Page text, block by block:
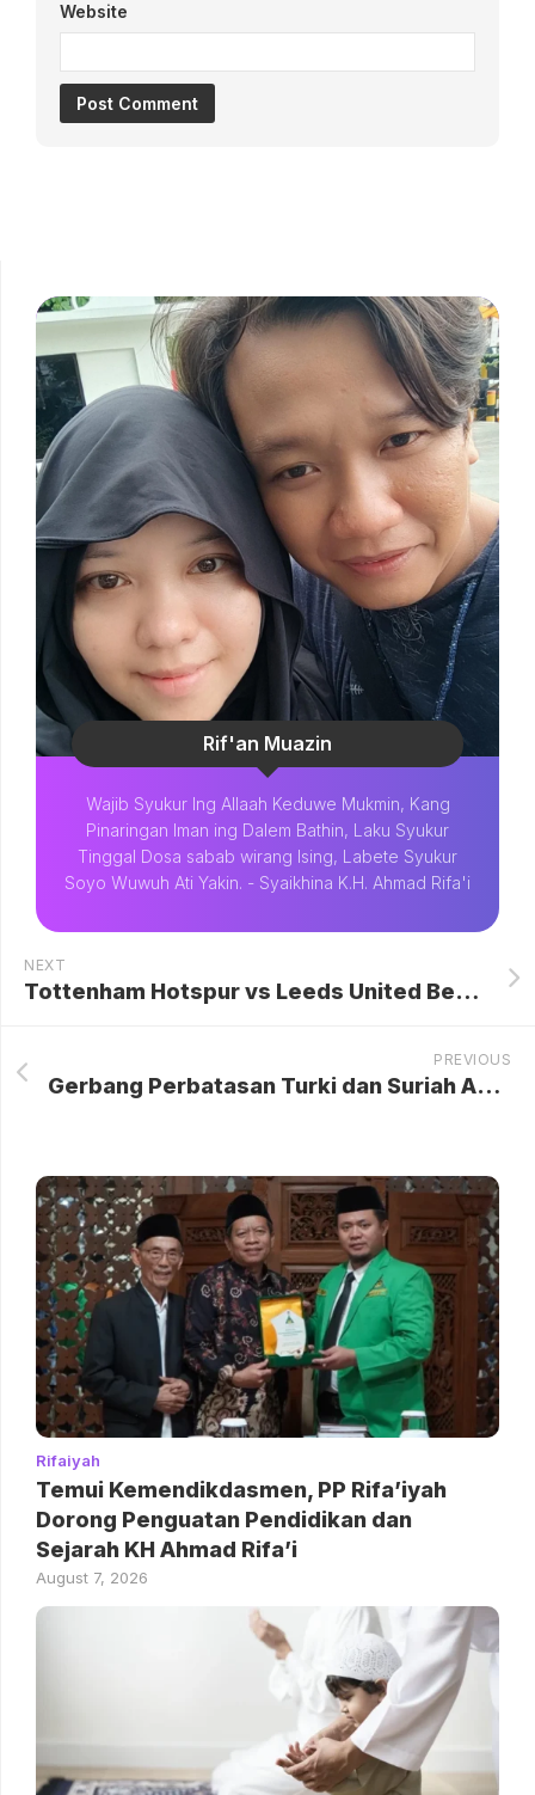
Website
Rif'an Muazin
Wajib Syukur Ing Allaah Keduwe Mukmin, Kang
Pinaringan Iman ing Dalem Bathin, Laku Syukur
Tinggal Dosa sabab wirang Ising, Labete Syukur
Soyo Wuwuh Ati Yakin. - Syaikhina K.H. Ahmad Rifa'i
NEXT
Tottenham Hotspur vs Leeds United Berakhir Imbang 1-1, Spurs Terancam Degradasi
PREVIOUS
Gerbang Perbatasan Turki dan Suriah Akan Dibuka Usai 12 Tahun Ditutup
Rifaiyah
Temui Kemendikdasmen, PP Rifa’iyah
Dorong Penguatan Pendidikan dan
Sejarah KH Ahmad Rifa’i
August 7, 2026